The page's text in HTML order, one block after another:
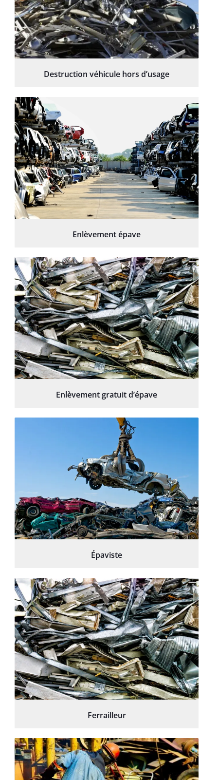
Destruction véhicule hors d’usage
Enlèvement épave
Enlèvement gratuit d’épave
Épaviste
Ferrailleur